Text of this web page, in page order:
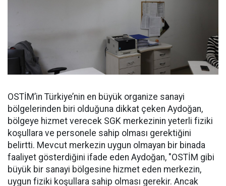
OSTİM’in Türkiye’nin en büyük organize sanayi
bölgelerinden biri olduğuna dikkat çeken Aydoğan,
bölgeye hizmet verecek SGK merkezinin yeterli fiziki
koşullara ve personele sahip olması gerektiğini
belirtti. Mevcut merkezin uygun olmayan bir binada
faaliyet gösterdiğini ifade eden Aydoğan, "OSTİM gibi
büyük bir sanayi bölgesine hizmet eden merkezin,
uygun fiziki koşullara sahip olması gerekir. Ancak